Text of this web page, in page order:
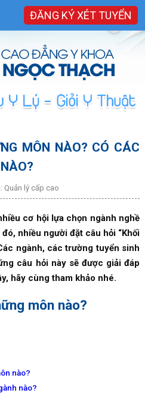
ĐĂNG KÝ XÉT TUYỂN
MÔN NÀO? CÓ CÁC
Quản lý cấp cao
cơ hội lựa chọn ngành nghề
nhiều người đặt câu hỏi “Khối
ngành, các trường tuyển sinh
câu hỏi này sẽ được giải đáp
hãy cùng tham khảo nhé.
môn nào?
nào?
nào?